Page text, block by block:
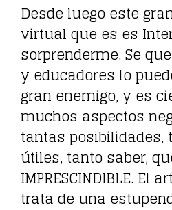
Desde luego este
virtual que es es
sorprenderme. Se
y educadores lo
gran enemigo, y es
muchos aspectos
tantas posibilidades,
útiles, tanto saber,
IMPRESCINDIBLE. El
trata de una